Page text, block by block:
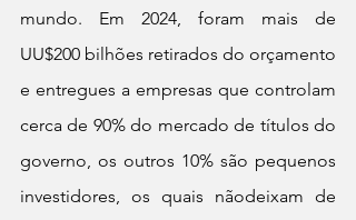
mundo. Em 2024, foram mais de
UU$200 bilhões retirados do orçamento
e entregues a empresas que controlam
cerca de 90% do mercado de títulos do
governo, os outros 10% são pequenos
investidores, os quais nãodeixam de